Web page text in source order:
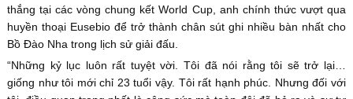
thắng tại các vòng chung kết World Cup, anh chính thức vượt qua
huyền thoại Eusebio để trở thành chân sút ghi nhiều bàn nhất cho
Bồ Đào Nha trong lịch sử giải đấu.
“Những kỷ lục luôn rất tuyệt vời. Tôi đã nói rằng tôi sẽ trở lại…
giống như tôi mới chỉ 23 tuổi vậy. Tôi rất hạnh phúc. Nhưng đối với